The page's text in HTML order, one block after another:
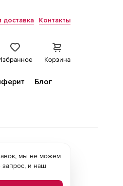
доставка Контакты
Корзина
Блог
мы не можем
запрос, и наш